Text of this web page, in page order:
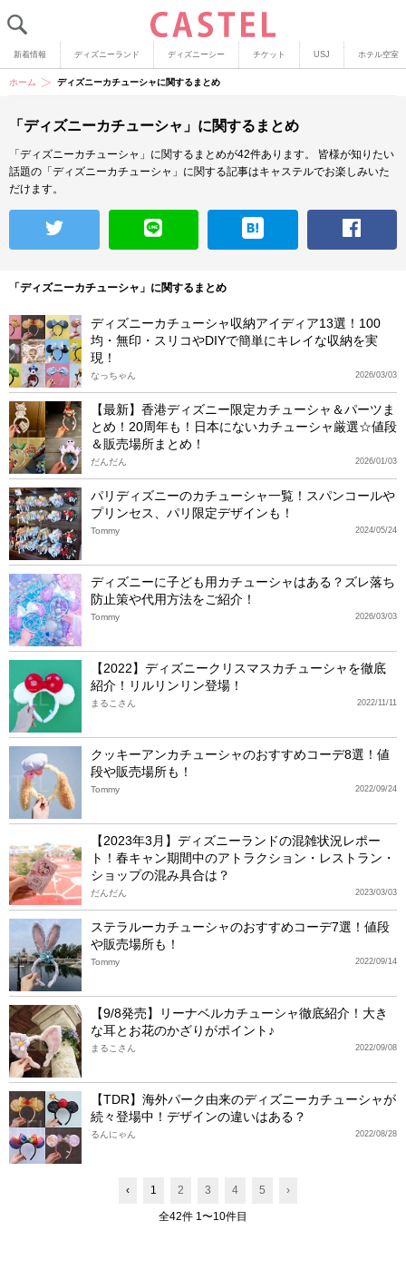
新着情報 ディズニーランド ディズニーシー チケット USJ ホテル空室
ホーム ディズニーカチューシャに関するまとめ
「ディズニーカチューシャ」に関するまとめ
「ディズニーカチューシャ」に関するまとめが42件あります。
皆様が知りたい
話題の「ディズニーカチューシャ」に関する記事はキャステルでお楽しみいた
だけます。
「ディズニーカチューシャ」に関するまとめ
ディズニーカチューシャ収納アイディア13選！100
均・無印・スリコやDIYで簡単にキレイな収納を実
現！
2026/03/03
なっちゃん
【最新】香港ディズニー限定カチューシャ＆パーツま
とめ！20周年も！日本にないカチューシャ厳選☆値段
＆販売場所まとめ！
2026/01/03
だんだん
パリディズニーのカチューシャ一覧！スパンコールや
プリンセス、パリ限定デザインも！
2024/05/24
Tommy
ディズニーに子ども用カチューシャはある？ズレ落ち
防止策や代用方法をご紹介！
2026/03/03
Tommy
【2022】ディズニークリスマスカチューシャを徹底
紹介！リルリンリン登場！
2022/11/11
まるこさん
クッキーアンカチューシャのおすすめコーデ8選！値
段や販売場所も！
2022/09/24
Tommy
【2023年3月】ディズニーランドの混雑状況レポー
ト！春キャン期間中のアトラクション・レストラン・
ショップの混み具合は？
2023/03/03
だんだん
ステラルーカチューシャのおすすめコーデ7選！値段
や販売場所も！
2022/09/14
Tommy
【9/8発売】リーナベルカチューシャ徹底紹介！大き
な耳とお花のかざりがポイント♪
2022/09/08
まるこさん
【TDR】海外パーク由来のディズニーカチューシャが
続々登場中！デザインの違いはある？
2022/08/28
るんにゃん
‹ 1 2 3 4 5 ›
全42件 1〜10件目